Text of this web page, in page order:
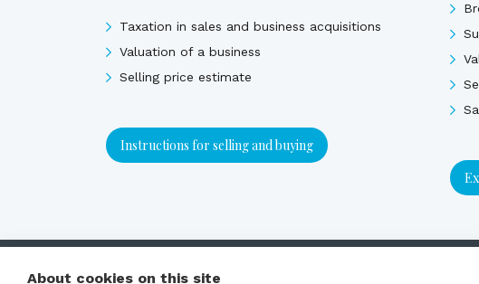
Taxation in sales and business acquisitions
Valuation of a business
Selling price estimate
Instructions for selling and buying
About cookies on this site